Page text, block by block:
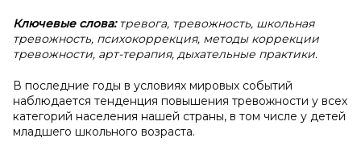
Ключевые слова:тревога, тревожность, школьная
тревожность, психокоррекция, методы коррекции
тревожности, арт-терапия, дыхательные практики.
В последние годы в условиях мировых событий
наблюдается тенденция повышения тревожности у всех
категорий населения нашей страны, в том числе у детей
младшего школьного возраста.